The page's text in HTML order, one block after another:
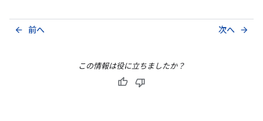
前へ
arrow_back 次へ arrow_forward
この情報は役に立ちましたか？